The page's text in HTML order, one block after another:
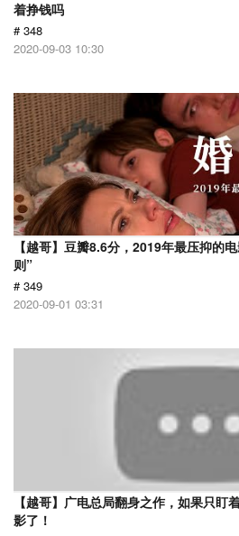
着挣钱吗
# 348
2020-09-03 10:30
【越哥】豆瓣8.6分，2019年最压抑的
则”
# 349
2020-09-01 03:31
【越哥】广电总局翻身之作，如果只盯
影了！